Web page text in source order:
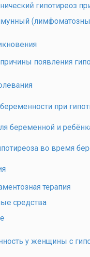
гипотиреоз
появления
при
беременной и
во время
терапия
средства
у женщины с